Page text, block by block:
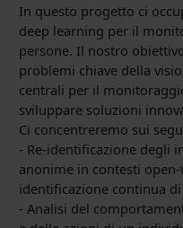
In questo progetto ci
deep learning per il
persone. Il nostro
problemi chiave della
centrali per il
sviluppare soluzioni
Ci concentreremo sui
- Re-identificazione degli
anonime in contesti
identificazione continua di
- Analisi del